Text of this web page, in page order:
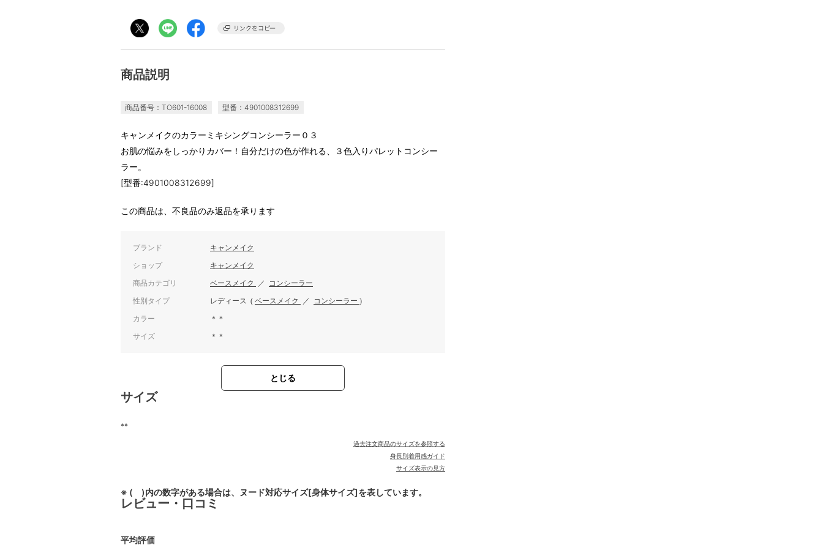
商品説明
商品番号：TO601-16008 型番：4901008312699
キャンメイクのカラーミキシングコンシーラー０３
お肌の悩みをしっかりカバー！自分だけの色が作れる、３色入りパレットコンシー
ラー。
[型番:4901008312699]
この商品は、不良品のみ返品を承ります
ブランド キャンメイク
ショップ キャンメイク
商品カテゴリ ベースメイク ／ コンシーラー
性別タイプ レディース ( ベースメイク ／ コンシーラー )
カラー ＊＊
サイズ ＊＊
とじる
サイズ
**
過去注文商品のサイズを参照する
身長別着用感ガイド
サイズ表示の見方
※ ( )内の数字がある場合は、ヌード対応サイズ[身体サイズ]を表しています。
レビュー・口コミ
平均評価